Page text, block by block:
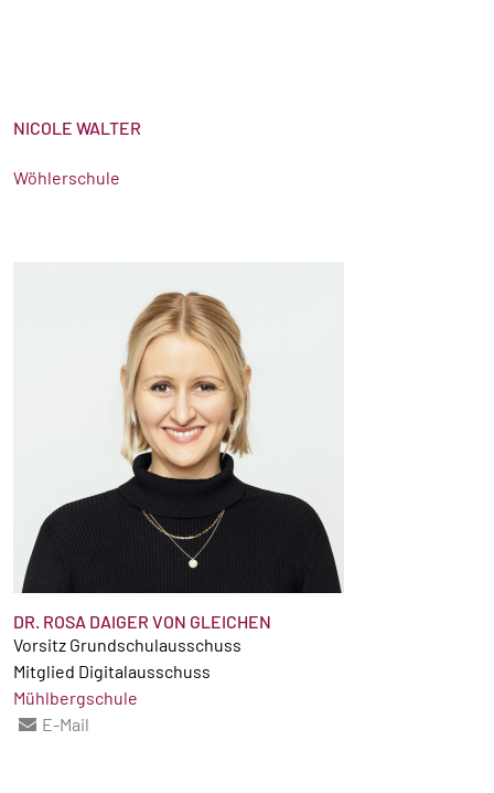
NICOLE WALTER
Wöhlerschule
DR. ROSA DAIGER VON GLEICHEN
Vorsitz Grundschulausschuss
Mitglied Digitalausschuss
Mühlbergschule
E-Mail